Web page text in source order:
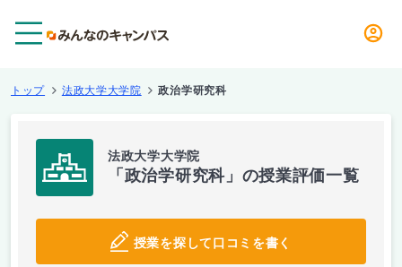
トップ 法政大学大学院 政治学研究科
法政大学大学院
「政治学研究科」の授業評価一覧
授業を探して口コミを書く